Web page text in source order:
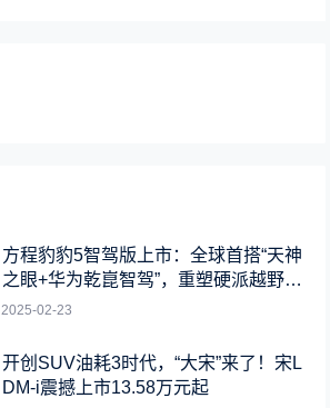
方程豹豹5智驾版上市：全球首搭“天神
之眼+华为乾崑智驾”，重塑硬派越野新
标杆
2025-02-23
开创SUV油耗3时代，“大宋”来了！宋L
DM-i震撼上市13.58万元起